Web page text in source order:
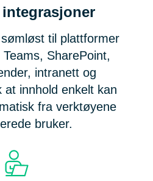
til plattformer
SharePoint,
intranett og
at innhold enkelt kan
fra verktøyene
bruker.